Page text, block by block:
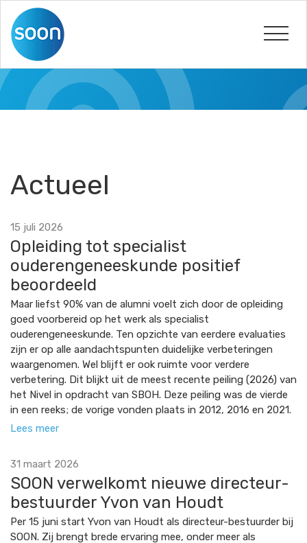
Actueel
15 juli 2026
Opleiding tot specialist
ouderengeneeskunde positief
beoordeeld
Maar liefst 90% van de alumni voelt zich door de opleiding
goed voorbereid op het werk als specialist
ouderengeneeskunde. Ten opzichte van eerdere evaluaties
zijn er op alle aandachtspunten duidelijke verbeteringen
waargenomen. Wel blijft er ook ruimte voor verdere
verbetering. Dit blijkt uit de meest recente peiling (2026) van
het Nivel in opdracht van SBOH. Deze peiling was de vierde
in een reeks; de vorige vonden plaats in 2012, 2016 en 2021.
Lees meer
31 maart 2026
SOON verwelkomt nieuwe directeur-
bestuurder Yvon van Houdt
Per 15 juni start Yvon van Houdt als directeur-bestuurder bij
SOON. Zij brengt brede ervaring mee, onder meer als